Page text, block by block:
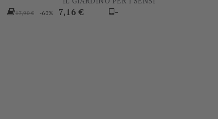
Prezzo
17,90 € -60% Prezzo
7,16 € -